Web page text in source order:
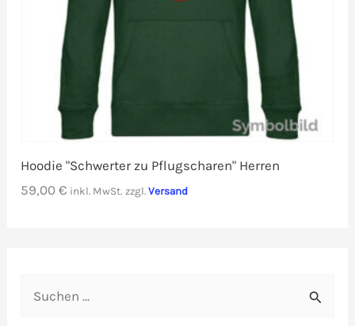
Hoodie "Schwerter zu Pflugscharen" Herren
59,00€ inkl. MwSt. zzgl.Versand